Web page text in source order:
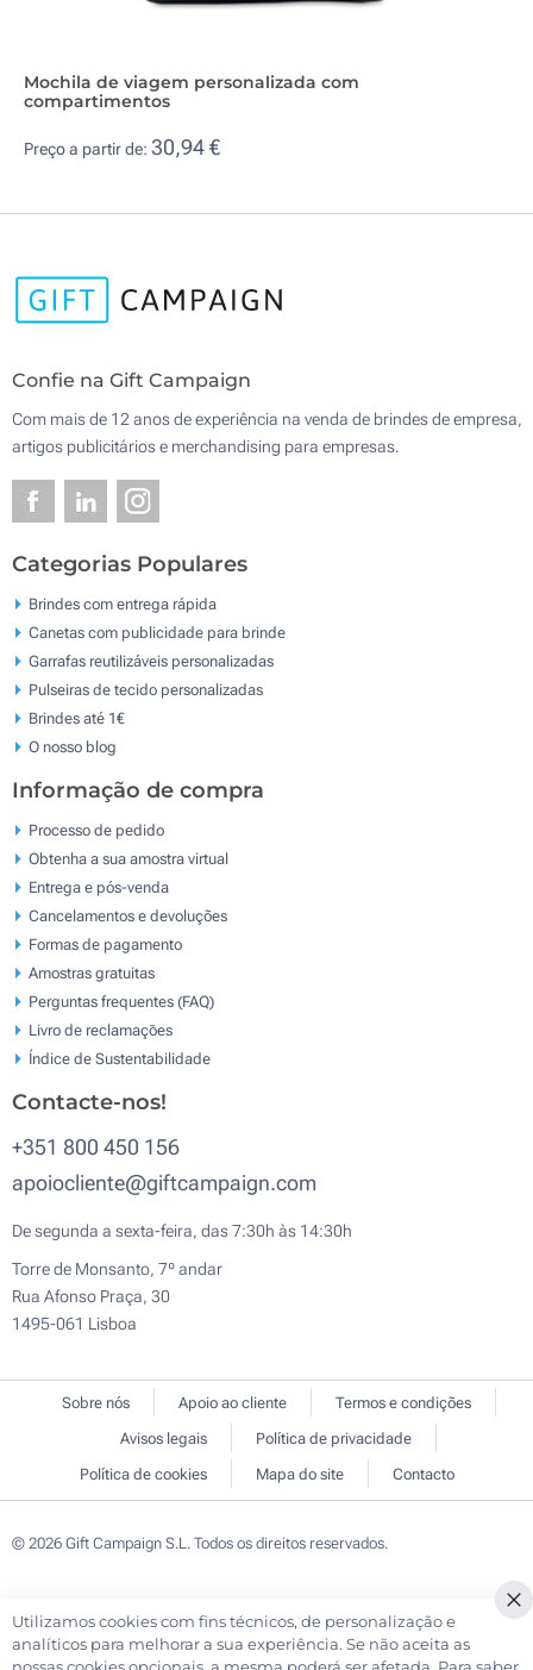
Mochila de viagem personalizada com
compartimentos
Preço a partir de: 30,94 €
Confie na Gift Campaign
Com mais de 12 anos de experiência na venda de brindes de empresa,
artigos publicitários e merchandising para empresas.
Categorias Populares
Brindes com entrega rápida
Canetas com publicidade para brinde
Garrafas reutilizáveis personalizadas
Pulseiras de tecido personalizadas
Brindes até 1€
O nosso blog
Informação de compra
Processo de pedido
Obtenha a sua amostra virtual
Entrega e pós-venda
Cancelamentos e devoluções
Formas de pagamento
Amostras gratuitas
Perguntas frequentes (FAQ)
Livro de reclamaçōes
Índice de Sustentabilidade
Contacte-nos!
+351 800 450 156
apoiocliente@giftcampaign.com
De segunda a sexta-feira, das 7:30h às 14:30h
Torre de Monsanto, 7º andar
Rua Afonso Praça, 30
1495-061 Lisboa
Sobre nós Apoio ao cliente
Termos e condições
Avisos legais
Política de privacidade
Política de cookies
Mapa do site Contacto
© 2026 Gift Campaign S.L. Todos os direitos reservados.
Utilizamos cookies com fins técnicos, de personalização e
analíticos para melhorar a sua experiência. Se não aceita as